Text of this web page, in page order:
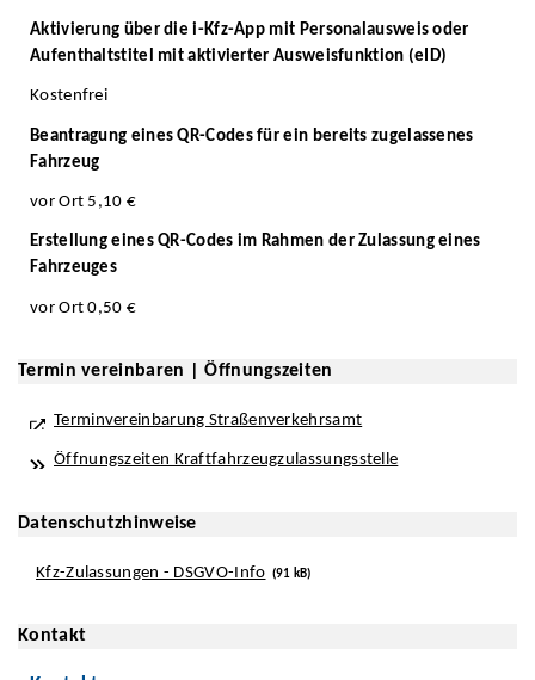
Aktivierung über die i-Kfz-App mit Personalausweis oder
Aufenthaltstitel mit aktivierter Ausweisfunktion (eID)
Kostenfrei
Beantragung eines QR-Codes für ein bereits zugelassenes
Fahrzeug
vor Ort 5,10 €
Erstellung eines QR-Codes im Rahmen der Zulassung eines
Fahrzeuges
vor Ort 0,50 €
Termin vereinbaren | Öffnungszeiten
Terminvereinbarung Straßenverkehrsamt
Öffnungszeiten Kraftfahrzeugzulassungsstelle
Datenschutzhinweise
Kfz-Zulassungen - DSGVO-Info (91 kB)
Kontakt